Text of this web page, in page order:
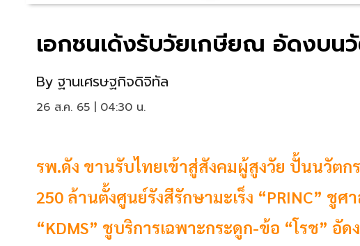
เอกชนเด้งรับวัยเกษียณ อัดงบน
By ฐานเศรษฐกิจดิจิทัล
26 ส.ค. 65 | 04:30 น.
รพ.ดัง ขานรับไทยเข้าสู่สังคมผู้สูงวัย ปั้นนวัต
250 ล้านตั้งศูนย์รังสีรักษามะเร็ง “PRINC” ชู
“KDMS” ชูบริการเฉพาะกระดูก-ข้อ “โรช” อั